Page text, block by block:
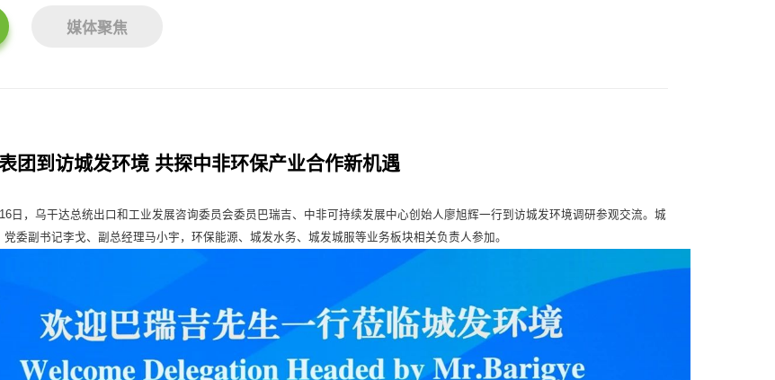
媒体聚焦
团到访城发环境 共探中非环保产业合作新机遇
日，乌干达总统出口和工业发展咨询委员会委员巴瑞吉、中非可持续发展中心创始人廖旭辉一行到访城发环境调研参观交流。城
党委副书记李戈、副总经理马小宇，环保能源、城发水务、城发城服等业务板块相关负责人参加。